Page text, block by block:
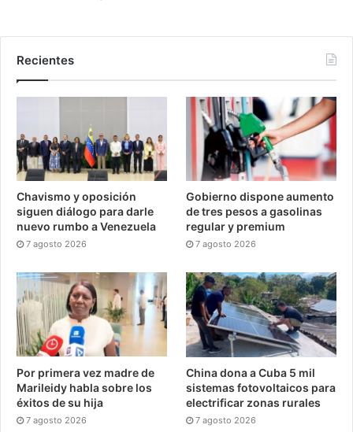
Recientes
Chavismo y oposición
siguen diálogo para darle
nuevo rumbo a Venezuela
7 agosto 2026
Gobierno dispone aumento
de tres pesos a gasolinas
regular y premium
7 agosto 2026
Por primera vez madre de
Marileidy habla sobre los
éxitos de su hija
7 agosto 2026
China dona a Cuba 5 mil
sistemas fotovoltaicos para
electrificar zonas rurales
7 agosto 2026